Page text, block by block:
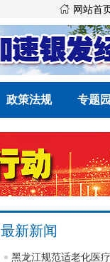
 网站首
政策法规 专题
最新新闻
黑龙江规范适老化医